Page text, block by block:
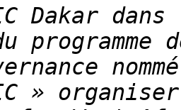
programme
»